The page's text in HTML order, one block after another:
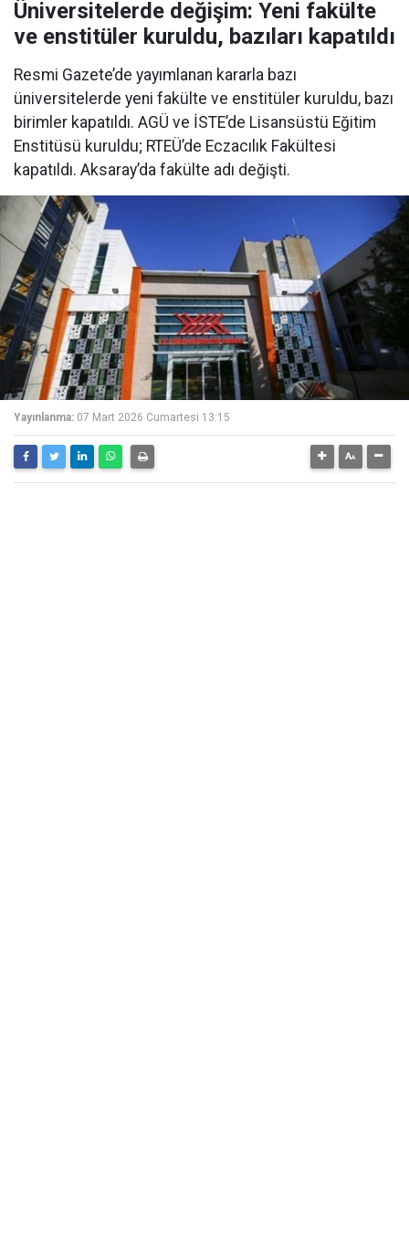
Üniversitelerde değişim: Yeni fakülte
ve enstitüler kuruldu, bazıları kapatıldı
Resmi Gazete’de yayımlanan kararla bazı
üniversitelerde yeni fakülte ve enstitüler kuruldu, bazı
birimler kapatıldı. AGÜ ve İSTE’de Lisansüstü Eğitim
Enstitüsü kuruldu; RTEÜ’de Eczacılık Fakültesi
kapatıldı. Aksaray’da fakülte adı değişti.
Yayınlanma: 07 Mart 2026 Cumartesi 13:15